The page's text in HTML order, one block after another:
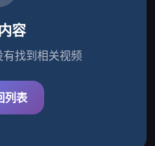
容
有找到相关视频
列表